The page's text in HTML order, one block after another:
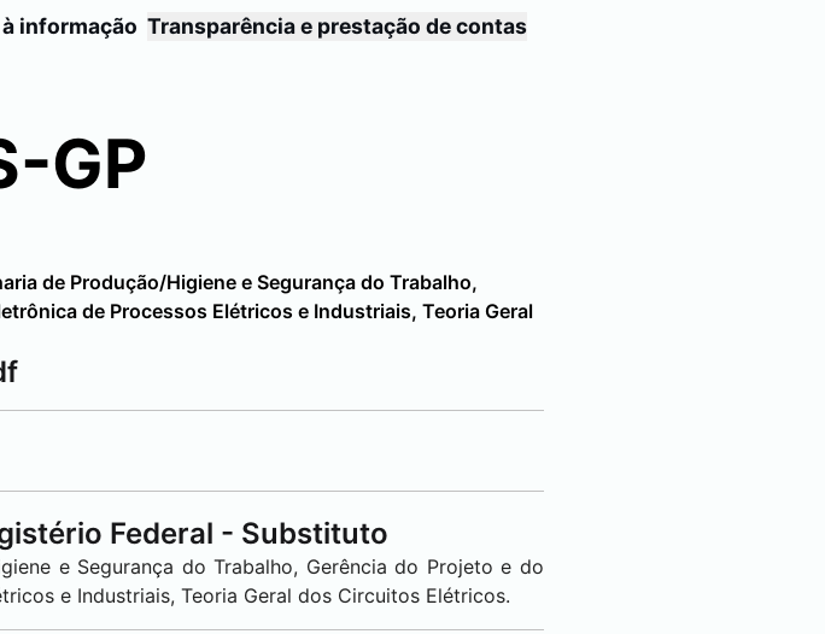
informação Transparência e prestação de contas
GP
de Produção/Higiene e Segurança do Trabalho,
de Processos Elétricos e Industriais, Teoria Geral
Federal - Substituto
e Segurança do Trabalho, Gerência do Projeto e do
e Industriais, Teoria Geral dos Circuitos Elétricos.